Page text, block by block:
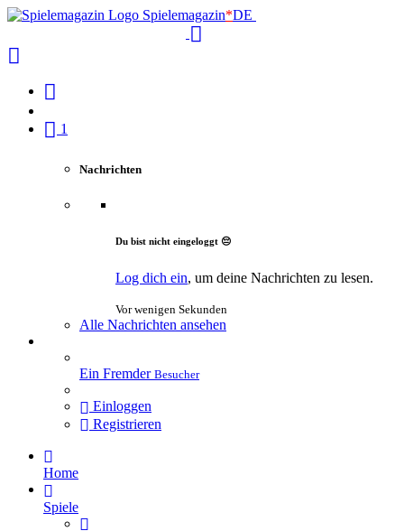
Spielemagazin*DE
1
Nachrichten
Du bist nicht eingeloggt 😔
Log dich ein, um deine Nachrichten zu lesen.
Vor wenigen Sekunden
Alle Nachrichten ansehen
Ein Fremder Besucher
Einloggen
Registrieren
Home
Spiele